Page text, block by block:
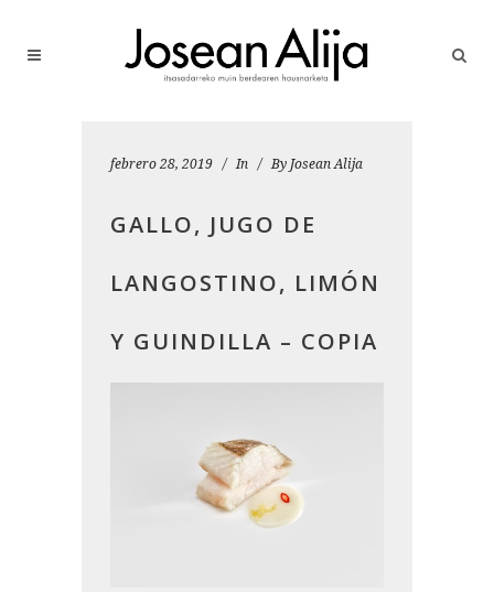
febrero 28, 2019 In By Josean Alija
GALLO, JUGO DE
LANGOSTINO, LIMÓN
Y GUINDILLA – COPIA